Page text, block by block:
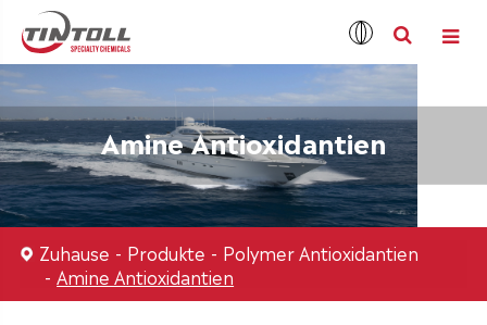
Amine Antioxidantien
Zuhause Produkte
Polymer Antioxidantien
Amine Antioxidantien